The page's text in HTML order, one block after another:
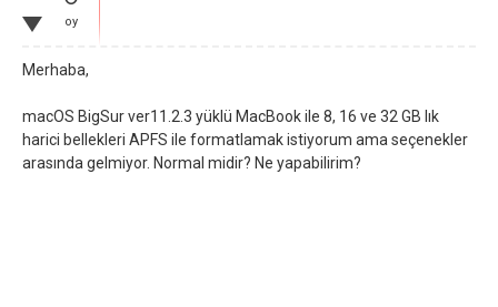
oy
Merhaba,
macOS BigSur ver11.2.3 yüklü MacBook ile 8, 16 ve 32 GB lık
harici bellekleri APFS ile formatlamak istiyorum ama seçenekler
arasında gelmiyor. Normal midir? Ne yapabilirim?